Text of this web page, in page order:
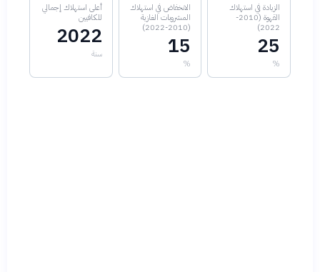
الزيادة في استهلاك
القهوة (2010-
2022)
25
%
الانخفاض في استهلاك
المشروبات الغازية
(2010-2022)
15
%
أعلى استهلاك إجمالي
للكافيين
2022
سنة